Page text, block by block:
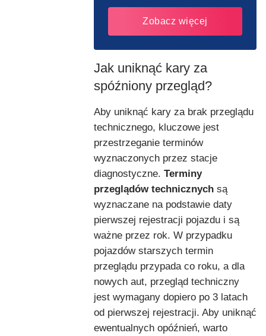
Zobacz więcej
Jak uniknąć kary za
spóźniony przegląd?
Aby uniknąć kary za brak przeglądu
technicznego, kluczowe jest
przestrzeganie terminów
wyznaczonych przez stacje
diagnostyczne. Terminy
przeglądów technicznych są
wyznaczane na podstawie daty
pierwszej rejestracji pojazdu i są
ważne przez rok. W przypadku
pojazdów starszych termin
przeglądu przypada co roku, a dla
nowych aut, przegląd techniczny
jest wymagany dopiero po 3 latach
od pierwszej rejestracji. Aby uniknąć
ewentualnych opóźnień, warto